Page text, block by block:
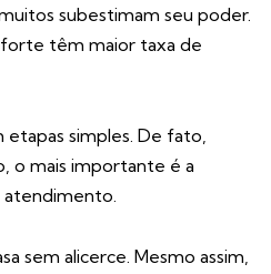
subestimam seu poder.
têm maior taxa de
simples. De fato,
o mais importante é a
atendimento.
sem alicerce. Mesmo assim,